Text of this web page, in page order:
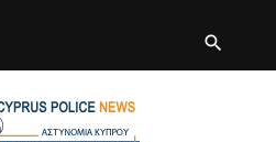
search